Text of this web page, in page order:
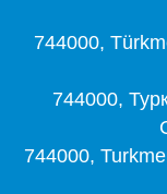
744000,
744000,
744000,